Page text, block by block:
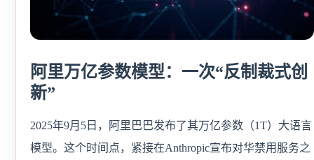
阿里万亿参数模型：一次“反制裁式创
新”
2025年9月5日，阿里巴巴发布了其万亿参数（1T）大语言
模型。这个时间点，紧接在Anthropic宣布对华禁用服务之